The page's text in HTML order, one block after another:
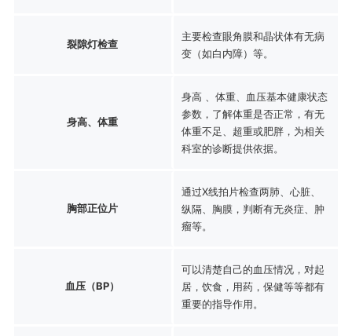
裂隙灯检查
主要检查眼角膜和晶状体有无病
变（如白内障）等。
身高、体重
身高 、体重、血压基本健康状态
参数，了解体重是否正常，有无
体重不足、超重或肥胖，为相关
科室的诊断提供依据。
胸部正位片
通过X线拍片检查两肺、心脏、
纵隔、胸膜，判断有无炎症、肿
瘤等。
血压（BP）
可以清楚自己的血压情况，对起
居，饮食，用药，保健等等都有
重要的指导作用。